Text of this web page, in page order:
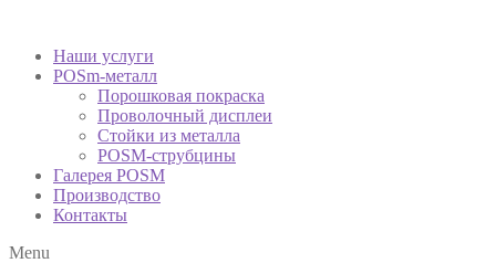
Наши услуги
POSm-металл
Порошковая покраска
Проволочный дисплеи
Стойки из металла
POSM-струбцины
Галерея POSM
Производство
Контакты
Menu